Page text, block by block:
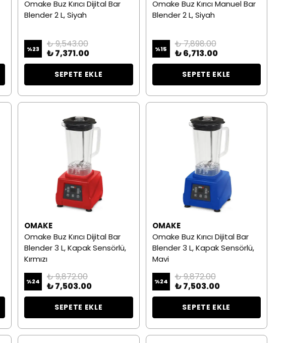
Omake Buz Kırıcı Dijital Bar
Blender 2 L, Siyah
%23
₺ 9,543.00
₺ 7,371.00
SEPETE EKLE
Omake Buz Kırıcı Manuel Bar
Blender 2 L, Siyah
%15
₺ 7,898.00
₺ 6,713.00
SEPETE EKLE
OMAKE
Omake Buz Kırıcı Dijital Bar
Blender 3 L, Kapak Sensörlü,
Kırmızı
%24
₺ 9,872.00
₺ 7,503.00
SEPETE EKLE
OMAKE
Omake Buz Kırıcı Dijital Bar
Blender 3 L, Kapak Sensörlü,
Mavi
%24
₺ 9,872.00
₺ 7,503.00
SEPETE EKLE